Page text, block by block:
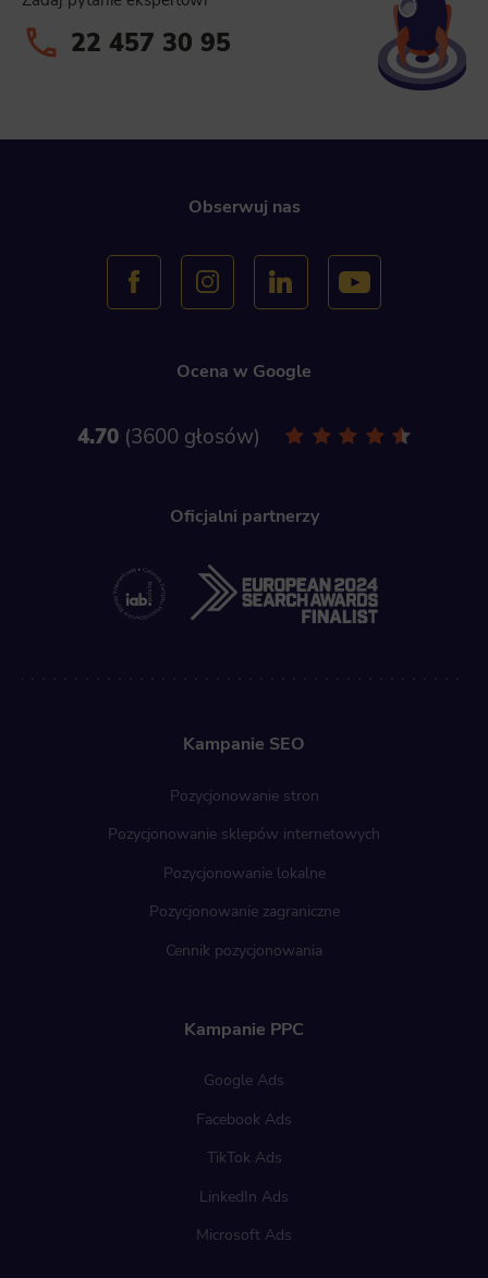
This is data used to personalize your use of our website and to remember choices you make while using our website. For
example, we may use functional cookies to remember your language preferences or to remember your login information,
making it easier for you to use the site.
user, providing him or her with the marketing, advertising and retargeting content deemed most appropriate.
22 457 30 95
Obserwuj nas
Ocena w Google
4.70 3600 głosów
Oficjalni partnerzy
Kampanie SEO
Pozycjonowanie stron
Pozycjonowanie sklepów internetowych
Pozycjonowanie lokalne
Pozycjonowanie zagraniczne
Cennik pozycjonowania
Kampanie PPC
Google Ads
Facebook Ads
TikTok Ads
LinkedIn Ads
Microsoft Ads